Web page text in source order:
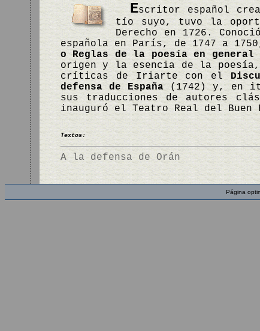
Escritor español
tío suyo, tuvo la
Derecho en 1726.
española en París, de 1747 a
o Reglas de la poesía en
origen y la esencia de la
críticas de Iriarte con el
defensa de España(1742) y, en
sus traducciones de autores
inauguró el Teatro Real del
Textos:
A la defensa de Orán
Página